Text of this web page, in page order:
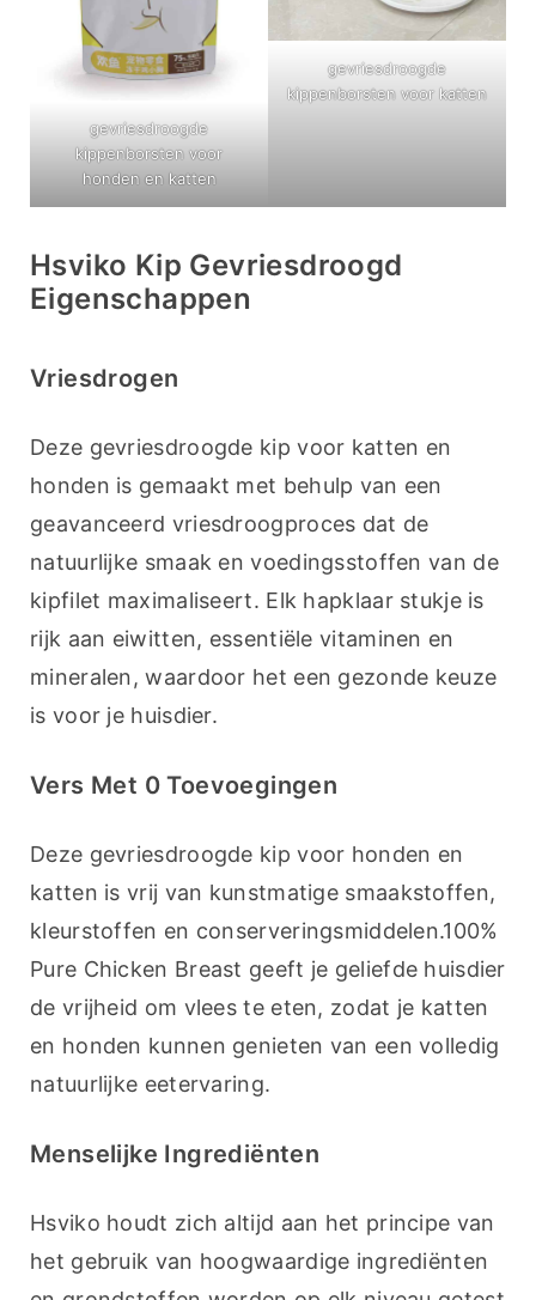
gevriesdroogde
kippenborsten voor
honden en katten
gevriesdroogde
kippenborsten voor katten
Hsviko Kip Gevriesdroogd
Eigenschappen
Vriesdrogen
Deze gevriesdroogde kip voor katten en
honden is gemaakt met behulp van een
geavanceerd vriesdroogproces dat de
natuurlijke smaak en voedingsstoffen van de
kipfilet maximaliseert. Elk hapklaar stukje is
rijk aan eiwitten, essentiële vitaminen en
mineralen, waardoor het een gezonde keuze
is voor je huisdier.
Vers Met 0 Toevoegingen
Deze gevriesdroogde kip voor honden en
katten is vrij van kunstmatige smaakstoffen,
kleurstoffen en conserveringsmiddelen.100%
Pure Chicken Breast geeft je geliefde huisdier
de vrijheid om vlees te eten, zodat je katten
en honden kunnen genieten van een volledig
natuurlijke eetervaring.
Menselijke Ingrediënten
Hsviko houdt zich altijd aan het principe van
het gebruik van hoogwaardige ingrediënten